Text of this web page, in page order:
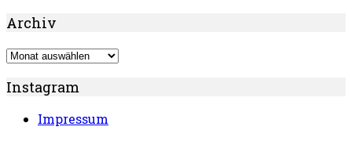
Archiv
Archiv
Instagram
Impressum